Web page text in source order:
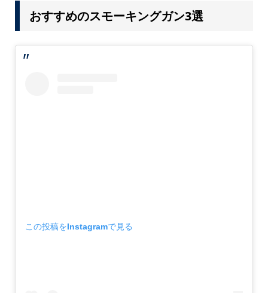
おすすめのスモーキングガン3選
この投稿をInstagramで見る